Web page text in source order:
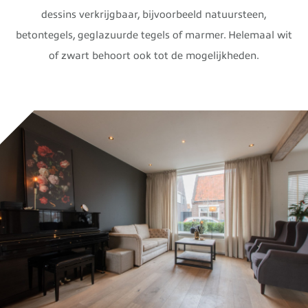
dessins verkrijgbaar, bijvoorbeeld natuursteen,
betontegels, geglazuurde tegels of marmer. Helemaal wit
of zwart behoort ook tot de mogelijkheden.